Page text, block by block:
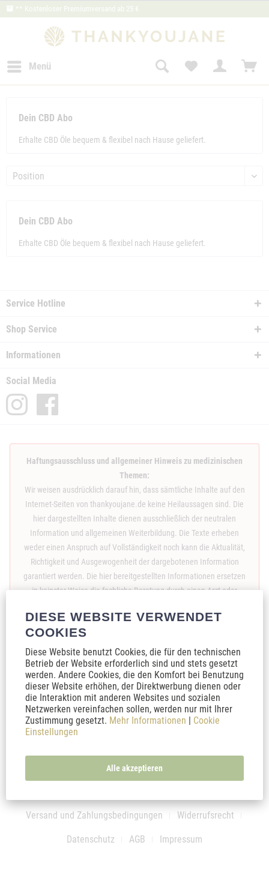
** Kostenloser Premiumversand ab 25 €
Menü
Dein CBD Abo
Erhalte CBD Öle bequem & flexibel nach Hause geliefert.
Dein CBD Abo
Erhalte CBD Öle bequem & flexibel nach Hause geliefert.
Service Hotline
Shop Service
Informationen
Social Media
Haftungsausschluss und allgemeiner Hinweis zu medizinischen
Themen:
Wir weisen ausdrücklich darauf hin, dass sämtliche Inhalte auf den
Internet-Seiten von thankyoujane.de keine Heilaussagen sind. Die
hier dargestellten Inhalte dienen ausschließlich der neutralen
Information und allgemeinen Weiterbildung. Die Texte erheben
weder einen Anspruch auf Vollständigkeit noch kann die Aktualität,
Richtigkeit und Ausgewogenheit der dargebotenen Information
garantiert werden. Die hier bereitgestellten Informationen ersetzen
in keinster Weise die fachliche Beratung durch einen Arzt oder
Diagnose, Beginn, Änderung oder Beendigung einer Behandlung von
Krankheiten. Nehme niemals Medikamente, auch keine Heilkräuter
oder Nahrungsergänzungsmittel ein, ohne Absprache mit einem Arzt
oder Apotheker zu halten. Konsultiere bei gesundheitlichen Fragen
oder Beschwerden immer einen Arzt Deines Vertrauens.
* Alle Preise inkl. gesetzl. Mehrwertsteuer zzgl.Versandkosten und ggf.
Nachnahmegebühren, wenn nicht anders beschrieben
Teilnahmebedingungen
Versand und Zahlungsbedingungen Widerrufsrecht
Datenschutz AGB Impressum
DIESE WEBSITE VERWENDET
COOKIES
Diese Website benutzt Cookies, die für den technischen
Betrieb der Website erforderlich sind und stets gesetzt
werden. Andere Cookies, die den Komfort bei Benutzung
dieser Website erhöhen, der Direktwerbung dienen oder
die Interaktion mit anderen Websites und sozialen
Netzwerken vereinfachen sollen, werden nur mit Ihrer
Zustimmung gesetzt. Mehr Informationen | Cookie
Einstellungen
Alle akzeptieren